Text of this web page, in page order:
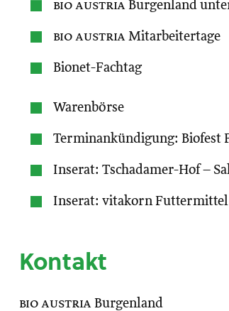
bio austria Burgenland
bio austria Mitarbeitertage
Bionet-Fachtag
Warenbörse
Terminankündigung: Biofest
Inserat: Tschadamer-Hof –
Inserat: vitakorn Futtermittel
Kontakt
bio austria Burgenland